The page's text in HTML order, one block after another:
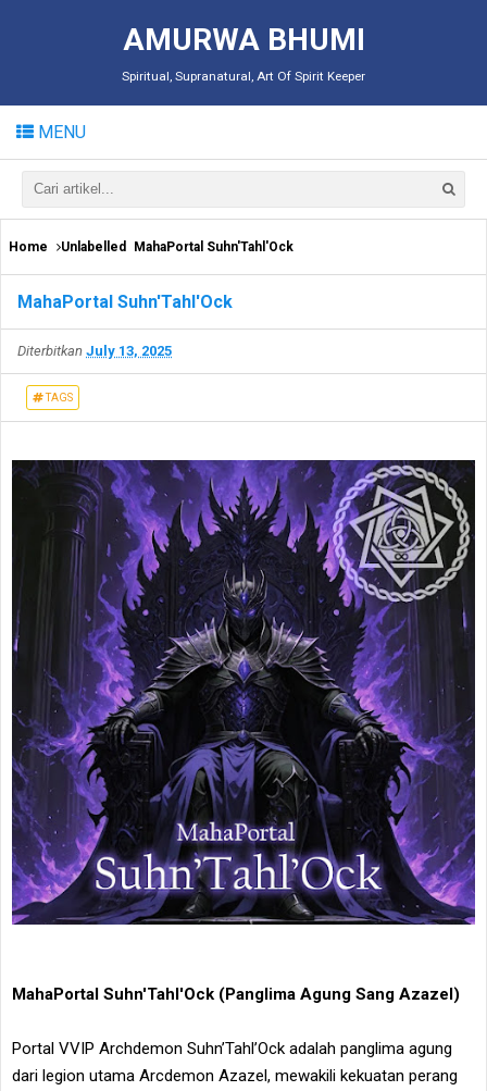
AMURWA BHUMI
Spiritual, Supranatural, Art Of Spirit Keeper
MENU
Home Unlabelled MahaPortal Suhn'Tahl'Ock
MahaPortal Suhn'Tahl'Ock
Diterbitkan July 13, 2025
TAGS
MahaPortal Suhn'Tahl'Ock (Panglima Agung Sang Azazel)
Portal VVIP Archdemon Suhn’Tahl’Ock adalah panglima agung
dari legion utama Arcdemon Azazel, mewakili kekuatan perang